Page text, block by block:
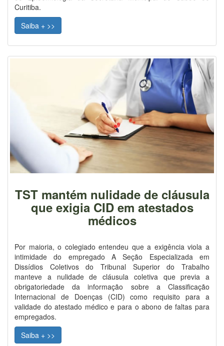
Curitiba.
Saiba + >>
TST mantém nulidade de cláusula
que exigia CID em atestados
médicos
Por maioria, o colegiado entendeu que a exigência viola a
intimidade do empregado A Seção Especializada em
Dissídios Coletivos do Tribunal Superior do Trabalho
manteve a nulidade de cláusula coletiva que previa a
obrigatoriedade da informação sobre a Classificação
Internacional de Doenças (CID) como requisito para a
validade do atestado médico e para o abono de faltas para
empregados.
Saiba + >>